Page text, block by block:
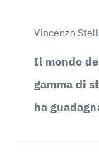
Vincenzo
Il mondo
gamma di
ha